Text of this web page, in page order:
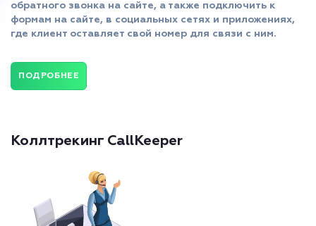
обратного звонка на сайте, а также подключить к
формам на сайте, в социальных сетях и приложениях,
где клиент оставляет свой номер для связи с ним.
ПОДРОБНЕЕ
Коллтрекинг CallKeeper